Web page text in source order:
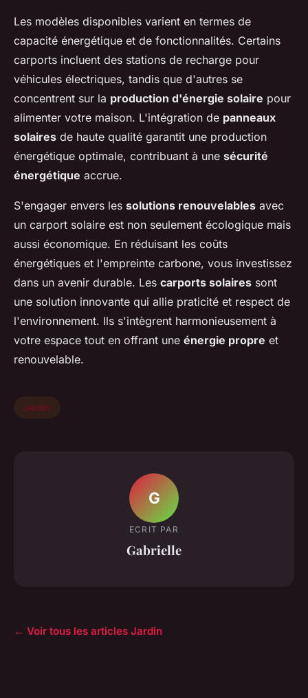
Les modèles disponibles varient en termes de
capacité énergétique et de fonctionnalités. Certains
carports incluent des stations de recharge pour
véhicules électriques, tandis que d'autres se
concentrent sur la production d'énergie solaire pour
alimenter votre maison. L'intégration de panneaux
solaires de haute qualité garantit une production
énergétique optimale, contribuant à une sécurité
énergétique accrue.
S'engager envers les solutions renouvelables avec
un carport solaire est non seulement écologique mais
aussi économique. En réduisant les coûts
énergétiques et l'empreinte carbone, vous investissez
dans un avenir durable. Les carports solaires sont
une solution innovante qui allie praticité et respect de
l'environnement. Ils s'intègrent harmonieusement à
votre espace tout en offrant une énergie propre et
renouvelable.
Jardin
G
ECRIT PAR
Gabrielle
← Voir tous les articles Jardin